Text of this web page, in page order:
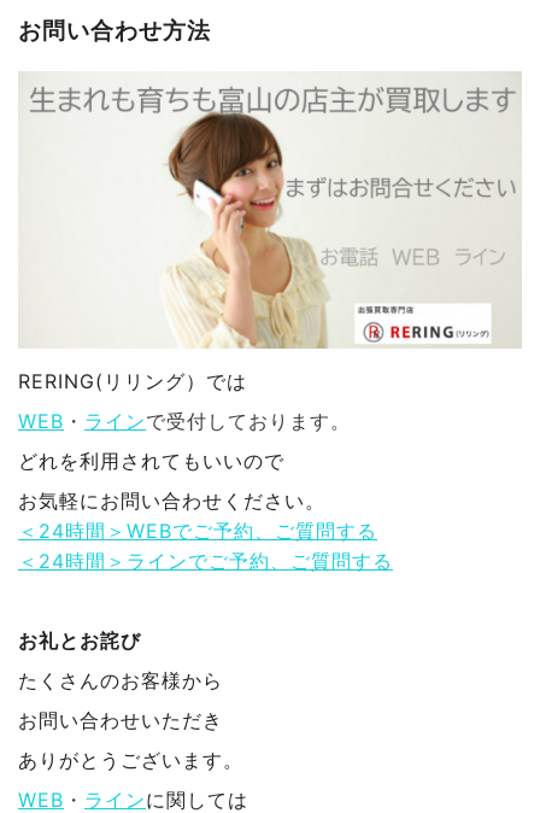
お問い合わせ方法
RERING(リリング）では
WEB ・ ラインで受付しております。
どれを利用されてもいいので
お気軽にお問い合わせください。
＜24時間＞WEBでご予約、ご質問する
＜24時間＞ラインでご予約、ご質問する
お礼とお詫び
たくさんのお客様から
お問い合わせいただき
ありがとうございます。
WEB ・ ラインに関しては